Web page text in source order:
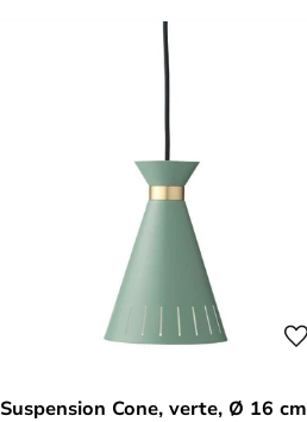
Suspension Cone, verte, Ø 16 cm